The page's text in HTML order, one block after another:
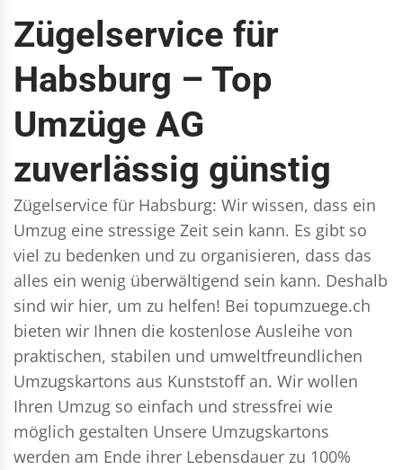
Zügelservice für
Habsburg – Top
Umzüge AG
zuverlässig günstig
Zügelservice für Habsburg: Wir wissen, dass ein
Umzug eine stressige Zeit sein kann. Es gibt so
viel zu bedenken und zu organisieren, dass das
alles ein wenig überwältigend sein kann. Deshalb
sind wir hier, um zu helfen! Bei topumzuege.ch
bieten wir Ihnen die kostenlose Ausleihe von
praktischen, stabilen und umweltfreundlichen
Umzugskartons aus Kunststoff an. Wir wollen
Ihren Umzug so einfach und stressfrei wie
möglich gestalten Unsere Umzugskartons
werden am Ende ihrer Lebensdauer zu 100%